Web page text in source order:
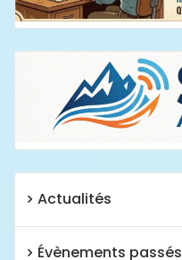
Actualités
Évènements passés